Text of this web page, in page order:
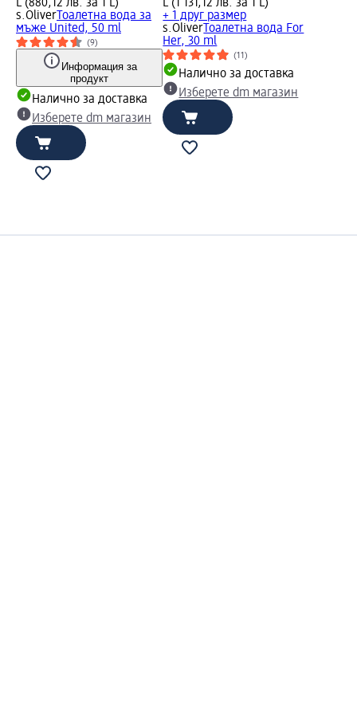
L (880,12 лв. за 1 L)
s.Oliver Toалетна вода за
мъже United, 50 ml
(9)
Информация за
продукт
Налично за доставка
Изберете dm магазин
L (1 131,12 лв. за 1 L)
+ 1 друг размер
s.Oliver Тоалетна вода For
Her, 30 ml
(11)
Налично за доставка
Изберете dm магазин